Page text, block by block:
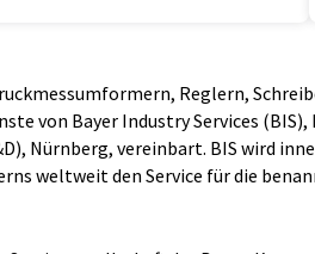
Reglern,
von Bayer Industry Services (BIS),
Nürnberg, vereinbart. BIS wird
weltweit den Service für die